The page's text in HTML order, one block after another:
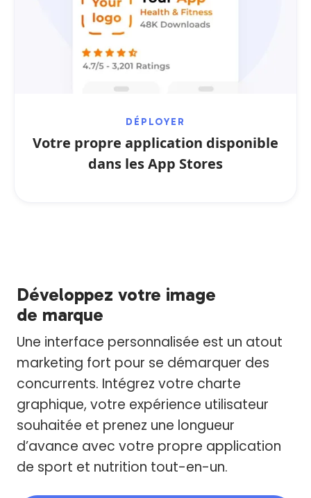
DÉPLOYER
Votre propre application disponible
dans les App Stores
Développez votre image
de marque
Une interface personnalisée est un atout
marketing fort pour se démarquer des
concurrents. Intégrez votre charte
graphique, votre expérience utilisateur
souhaitée et prenez une longueur
d’avance avec votre propre application
de sport et nutrition tout-en-un.